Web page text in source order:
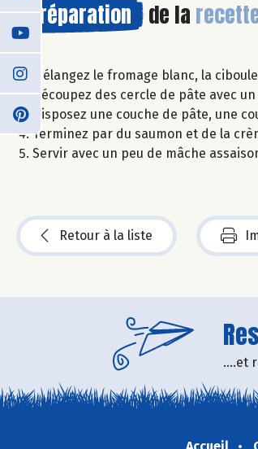
Préparation de la
Mélangez le fromage blanc, la
Découpez des cercle de pâte avec
Disposez une couche de pâte, une
Terminez par du saumon et de la
Servir avec un peu de mâche
Retour à la liste
....et